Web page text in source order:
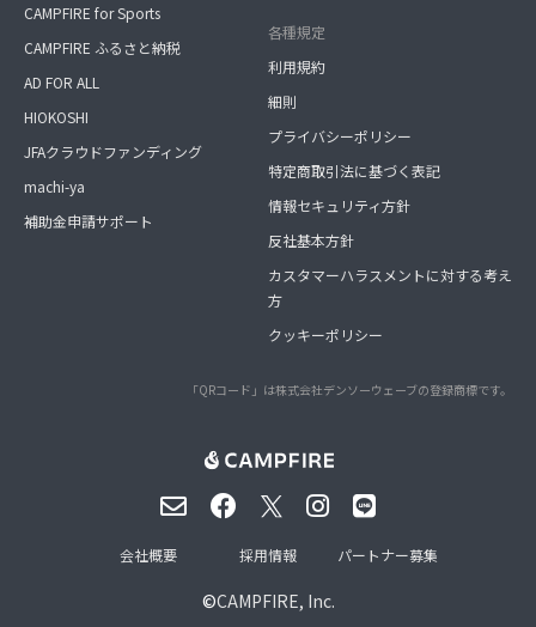
CAMPFIRE for Sports
CAMPFIRE ふるさと納税
AD FOR ALL
HIOKOSHI
JFAクラウドファンディング
machi-ya
補助金申請サポート
各種規定
利用規約
細則
プライバシーポリシー
特定商取引法に基づく表記
情報セキュリティ方針
反社基本方針
カスタマーハラスメントに対する考え
方
クッキーポリシー
「QRコード」は株式会社デンソーウェーブの登録商標です。
©CAMPFIRE, Inc.
会社概要 採用情報 パートナー募集